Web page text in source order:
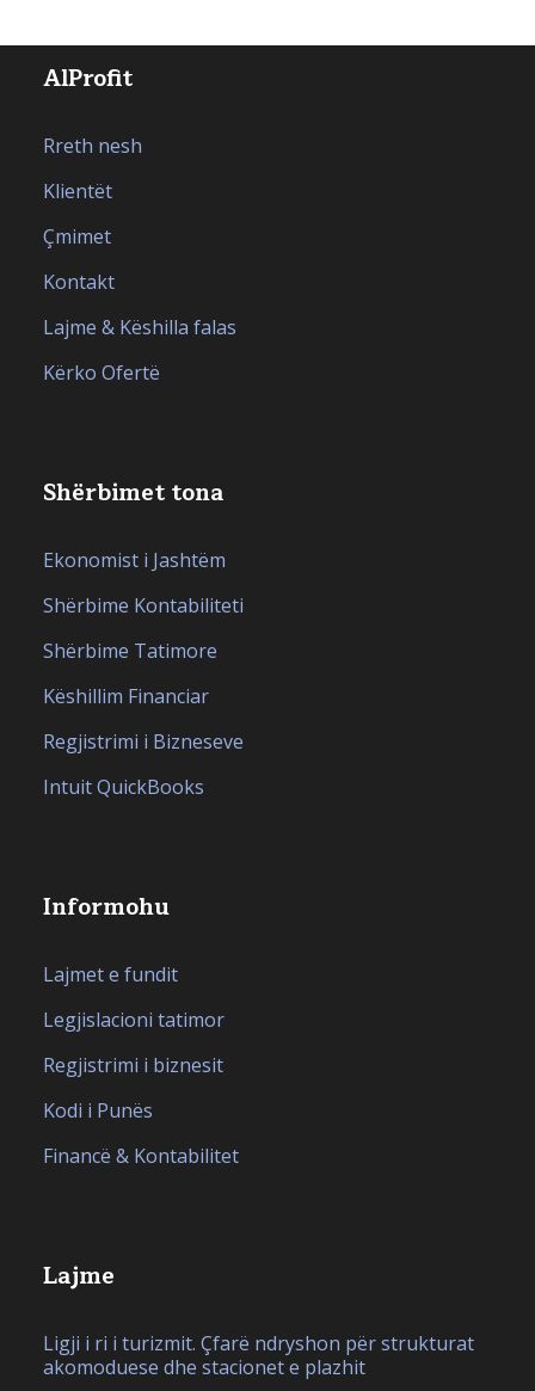
AlProfit
Rreth nesh
Klientët
Çmimet
Kontakt
Lajme & Këshilla falas
Kërko Ofertë
Shërbimet tona
Ekonomist i Jashtëm
Shërbime Kontabiliteti
Shërbime Tatimore
Këshillim Financiar
Regjistrimi i Bizneseve
Intuit QuickBooks
Informohu
Lajmet e fundit
Legjislacioni tatimor
Regjistrimi i biznesit
Kodi i Punës
Financë & Kontabilitet
Lajme
Ligji i ri i turizmit. Çfarë ndryshon për strukturat
akomoduese dhe stacionet e plazhit